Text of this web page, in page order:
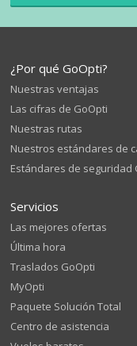
¿Por qué GoOpti?
Nuestras ventajas
Las cifras de GoOpti
Nuestras rutas
Nuestros estándares de
Estándares de seguridad
Servicios
Las mejores ofertas
Última hora
Traslados GoOpti
MyOpti
Paquete Solución Total
Centro de asistencia